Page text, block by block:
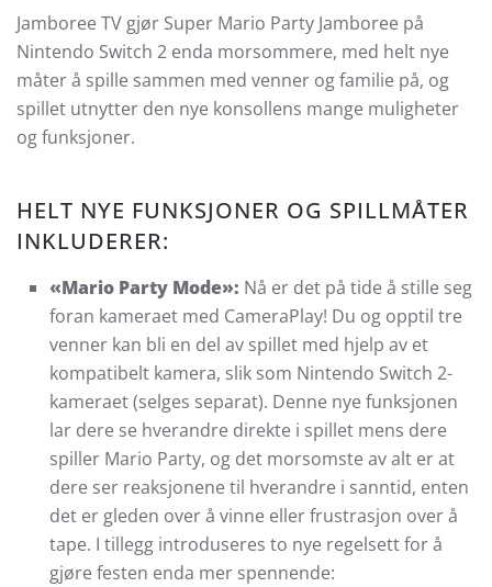
Jamboree TV gjør Super Mario Party Jamboree på
Nintendo Switch 2 enda morsommere, med helt nye
måter å spille sammen med venner og familie på, og
spillet utnytter den nye konsollens mange muligheter
og funksjoner.
HELT NYE FUNKSJONER OG SPILLMÅTER
INKLUDERER:
«Mario Party Mode»: Nå er det på tide å stille seg
foran kameraet med CameraPlay! Du og opptil tre
venner kan bli en del av spillet med hjelp av et
kompatibelt kamera, slik som Nintendo Switch 2-
kameraet (selges separat). Denne nye funksjonen
lar dere se hverandre direkte i spillet mens dere
spiller Mario Party, og det morsomste av alt er at
dere ser reaksjonene til hverandre i sanntid, enten
det er gleden over å vinne eller frustrasjon over å
tape. I tillegg introduseres to nye regelsett for å
gjøre festen enda mer spennende: